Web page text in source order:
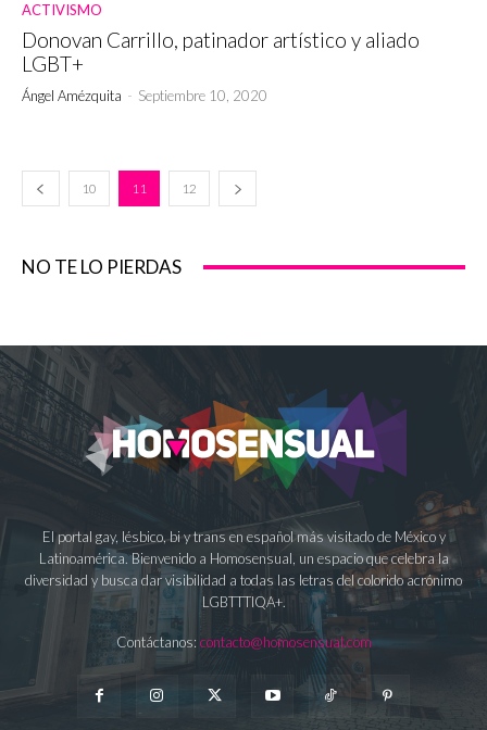
ACTIVISMO
Donovan Carrillo, patinador artístico y aliado
LGBT+
Ángel Amézquita - Septiembre 10, 2020
10 11 12
NO TE LO PIERDAS
El portal gay, lésbico, bi y trans en español más visitado de México y
Latinoamérica. Bienvenido a Homosensual, un espacio que celebra la
diversidad y busca dar visibilidad a todas las letras del colorido acrónimo
LGBTTTIQA+.
Contáctanos: contacto@homosensual.com